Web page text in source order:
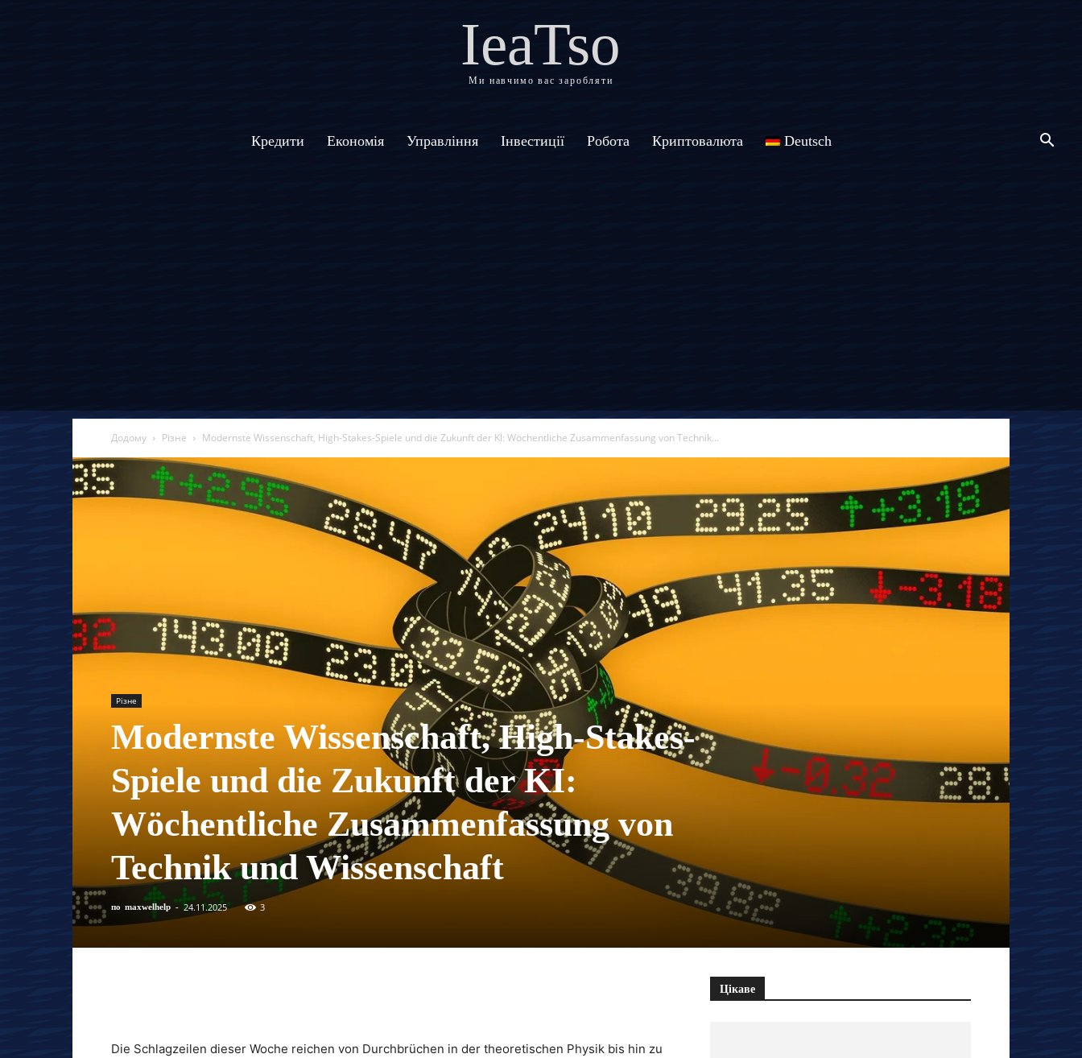
IeaTso
Ми навчимо вас заробляти
Кредити Економія Управління Інвестиції Робота Криптовалюта Deutsch
Додому Різне Modernste Wissenschaft, High-Stakes-Spiele und die Zukunft der KI: Wöchentliche Zusammenfassung von Technik...
Різне
Modernste Wissenschaft, High-Stakes-
Spiele und die Zukunft der KI:
Wöchentliche Zusammenfassung von
Technik und Wissenschaft
по maxwelhelp - 24.11.2025 3
Die Schlagzeilen dieser Woche reichen von Durchbrüchen in der theoretischen Physik bis hin zu
Цікаве